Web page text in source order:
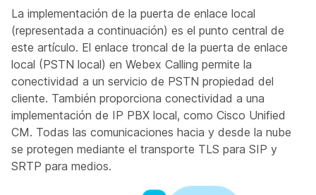
La implementación de la puerta de enlace local
(representada a continuación) es el punto central de
este artículo. El enlace troncal de la puerta de enlace
local (PSTN local) en Webex Calling permite la
conectividad a un servicio de PSTN propiedad del
cliente. También proporciona conectividad a una
implementación de IP PBX local, como Cisco Unified
CM. Todas las comunicaciones hacia y desde la nube
se protegen mediante el transporte TLS para SIP y
SRTP para medios.